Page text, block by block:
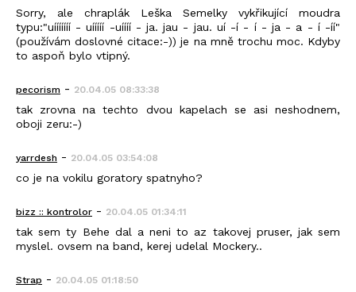
Sorry, ale chraplák Leška Semelky vykřikující moudra
typu:"uííííííí - uííííí -uíííí - ja. jau - jau. uí -í - í - ja - a - í -íí"
(používám doslovné citace:-)) je na mně trochu moc. Kdyby
to aspoň bylo vtipný.
pecorism - 20.04.05 08:33:38
tak zrovna na techto dvou kapelach se asi neshodnem,
oboji zeru:-)
yarrdesh - 20.04.05 03:54:08
co je na vokilu goratory spatnyho?
bizz :: kontrolor - 20.04.05 01:34:11
tak sem ty Behe dal a neni to az takovej pruser, jak sem
myslel. ovsem na band, kerej udelal Mockery..
Strap - 20.04.05 01:18:50